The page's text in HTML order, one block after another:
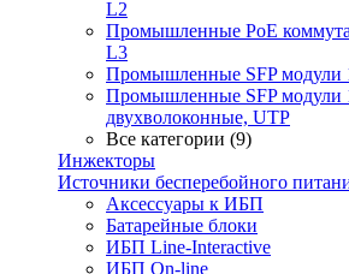
L2
Промышленные PoE
L3
Промышленные SFP модули
Промышленные SFP модули
двухволоконные, UTP
Все категории (9)
Инжекторы
Источники бесперебойного
Аксессуары к ИБП
Батарейные блоки
ИБП Line-Interactive
ИБП On-line